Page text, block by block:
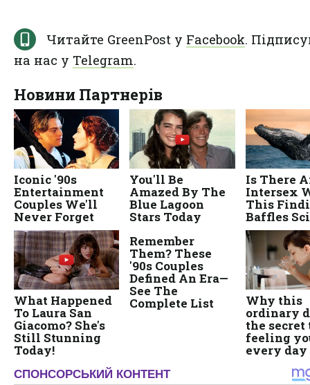
Читайте GreenPost у Facebook.
на нас у Telegram.